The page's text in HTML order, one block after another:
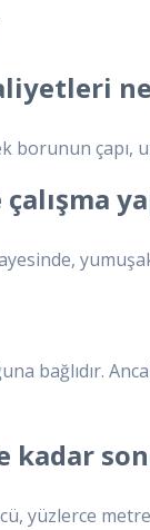
borunun
bağlıdır.
kadar
yüzlerce